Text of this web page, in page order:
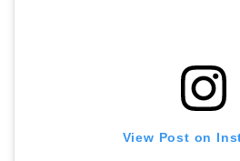
View Post on